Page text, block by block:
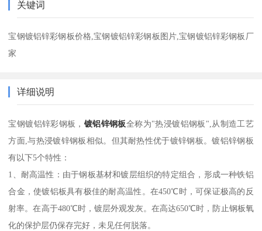
关键词
宝钢镀铝锌彩钢板价格,宝钢镀铝锌彩钢板图片,宝钢镀铝锌彩钢板厂
家
详细说明
宝钢镀铝锌彩钢板， 镀铝锌钢板全称为"热浸镀铝钢板",从制造工艺
方面,与热浸镀锌钢板相似。但其耐热性优于镀锌钢板。镀铝锌钢板
有以下5个特性：
1、耐高温性：由于钢板基材和镀层组织的特定组合，形成一种铁铝
合金，使镀铝板具有极佳的耐高温性。在450℃时，可保证极高的反
射率。在高于480℃时，镀层外观发灰。在高达650℃时，防止钢板氧
化的保护层仍保存完好，未见任何脱落。